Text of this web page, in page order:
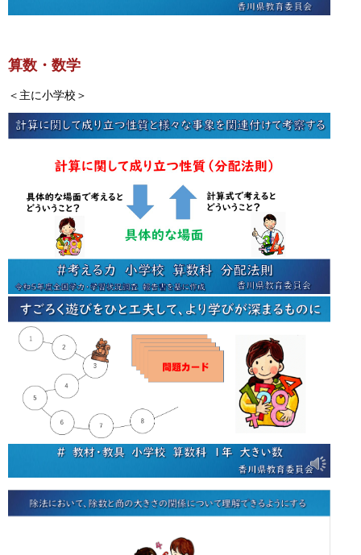
算数・数学
＜主に小学校＞